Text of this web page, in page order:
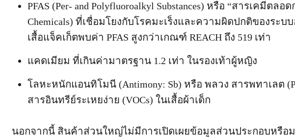
PFAS (Per- and Polyfluoroalkyl Substances) หรือ “สารเคมีตลอด
Chemicals) ที่เชื่อมโยงกับโรคมะเร็งและความผิดปกติของระบ
เสื้อแจ็คเก็ตพบค่า PFAS สูงกว่าเกณฑ์ REACH ถึง 519 เท่า
แคดเมียม ที่เกินค่ามาตรฐาน 1.2 เท่า ในรองเท้าผู้หญิง
โลหะหนักแอนทิโมนี (Antimony: Sb) หรือ พลวง สารพทาเลต
สารอินทรีย์ระเหยง่าย (VOCs) ในเสื้อผ้าเด็ก
นอกจากนี้ สินค้าส่วนใหญ่ไม่มีการเปิดเผยข้อมูลส่วนประกอบหรือ